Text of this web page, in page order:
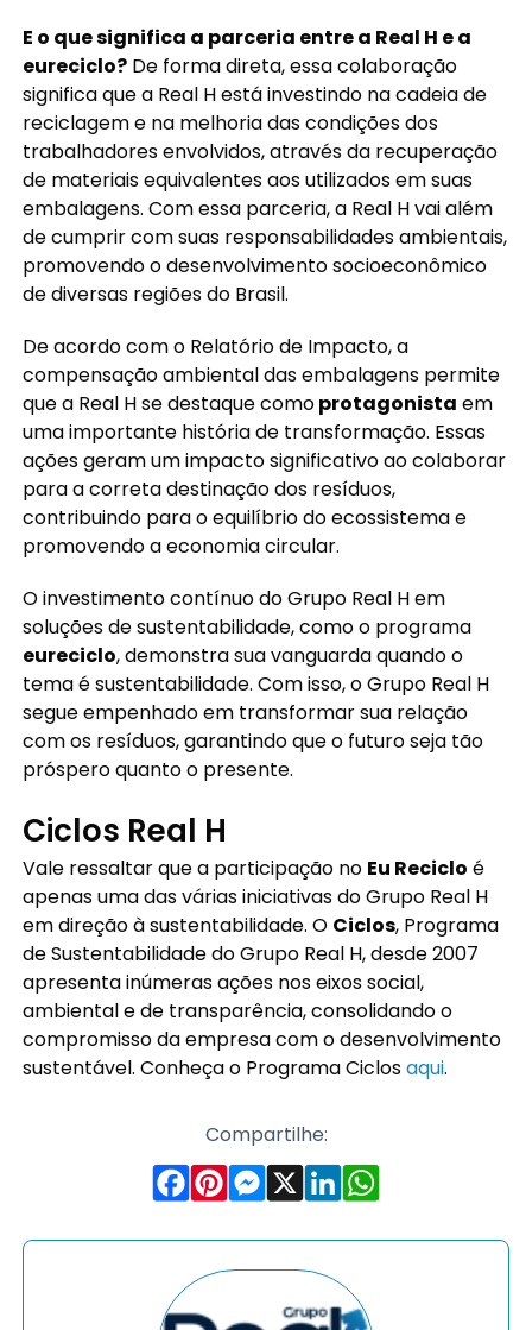
E o que significa a parceria entre a Real H e a
eureciclo? De forma direta, essa colaboração
significa que a Real H está investindo na cadeia de
reciclagem e na melhoria das condições dos
trabalhadores envolvidos, através da recuperação
de materiais equivalentes aos utilizados em suas
embalagens. Com essa parceria, a Real H vai além
de cumprir com suas responsabilidades ambientais,
promovendo o desenvolvimento socioeconômico
de diversas regiões do Brasil.
De acordo com o Relatório de Impacto, a
compensação ambiental das embalagens permite
que a Real H se destaque comoprotagonista em
uma importante história de transformação. Essas
ações geram um impacto significativo ao colaborar
para a correta destinação dos resíduos,
contribuindo para o equilíbrio do ecossistema e
promovendo a economia circular.
O investimento contínuo do Grupo Real H em
soluções de sustentabilidade, como o programa
eureciclo, demonstra sua vanguarda quando o
tema é sustentabilidade. Com isso, o Grupo Real H
segue empenhado em transformar sua relação
com os resíduos, garantindo que o futuro seja tão
próspero quanto o presente.
Ciclos Real H
Vale ressaltar que a participação no Eu Reciclo é
apenas uma das várias iniciativas do Grupo Real H
em direção à sustentabilidade. O Ciclos, Programa
de Sustentabilidade do Grupo Real H, desde 2007
apresenta inúmeras ações nos eixos social,
ambiental e de transparência, consolidando o
compromisso da empresa com o desenvolvimento
sustentável. Conheça o Programa Ciclosaqui.
Compartilhe: